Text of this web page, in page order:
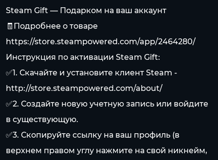
Steam Gift — Подарком на ваш аккаунт
🧾Подробнее о товаре
https://store.steampowered.com/app/2464280/
Инструкция по активации Steam Gift:
✅1. Скачайте и установите клиент Steam -
http://store.steampowered.com/about/
✅2. Создайте новую учетную запись или войдите
в существующую.
✅3. Скопируйте ссылку на ваш профиль (в
верхнем правом углу нажмите на свой никнейм,